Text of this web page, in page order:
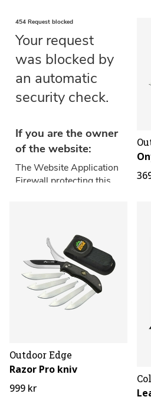
Outdoor Edge
Razor Pro kniv
999 kr